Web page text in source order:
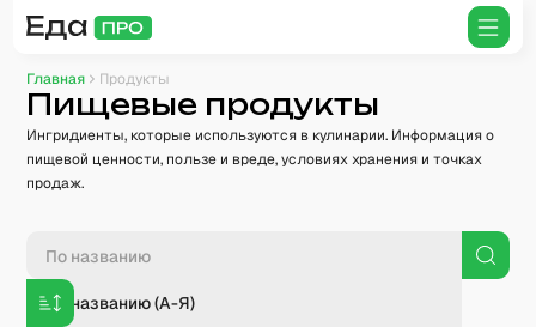
Главная Продукты
Пищевые продукты
Ингридиенты, которые используются в кулинарии. Информация о
пищевой ценности, пользе и вреде, условиях хранения и точках
продаж.
По названию (А-Я)